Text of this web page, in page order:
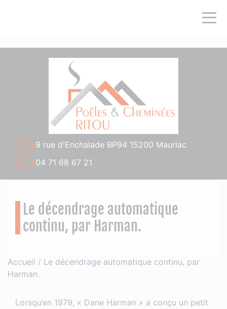
9 rue d'Enchalade BP94 15200 Mauriac
04 71 68 67 21
Le décendrage automatique
continu, par Harman.
Accueil / Le décendrage automatique continu, par
Harman.
Lorsqu’en 1979, « Dane Harman » a conçu un petit